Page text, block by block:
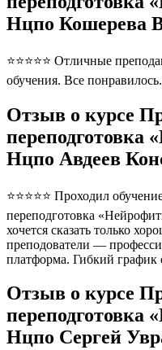
Нцпо Кошерева
⭐⭐⭐⭐⭐ Отличные
обучения. Все понравилось.
Отзыв о курсе
переподготовка
Нцпо Авдеев
⭐⭐⭐⭐⭐ Проходил
переподготовка
хочется сказать только
преподователи —
платформа. Гибкий график
Отзыв о курсе
переподготовка
Нцпо Сергей